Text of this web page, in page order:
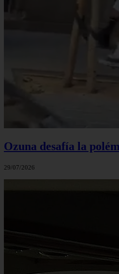
Ozuna desafía la
29/07/2026